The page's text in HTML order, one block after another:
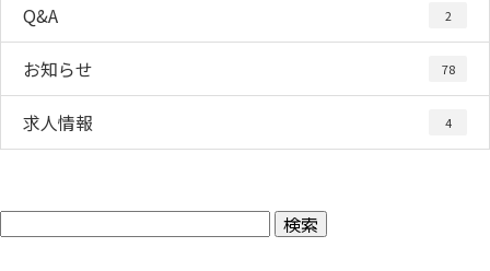
Q&A 2
お知らせ 78
求人情報 4